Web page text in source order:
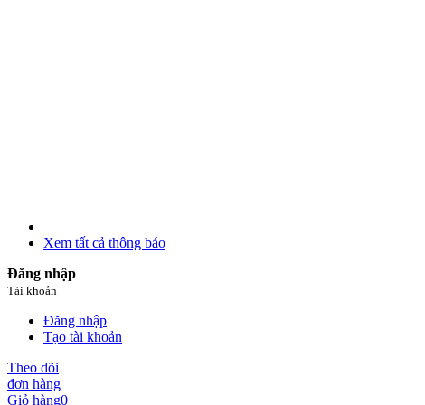
Xem tất cả thông báo
Đăng nhập
Tài khoản
Đăng nhập
Tạo tài khoản
Theo dõi
đơn hàng
Giỏ hàng0